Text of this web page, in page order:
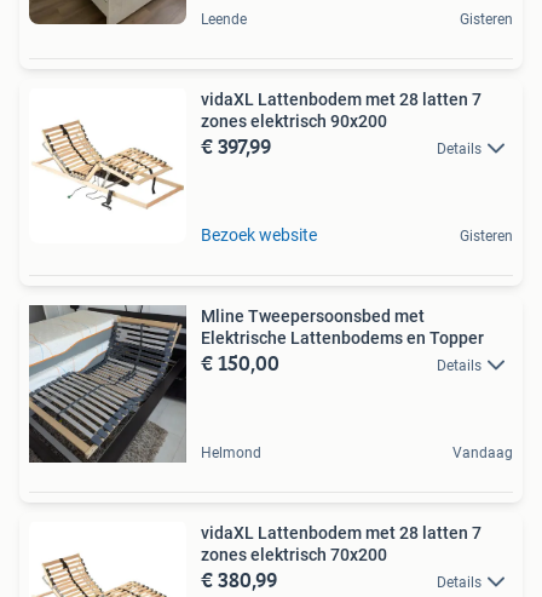
Leende Gisteren
vidaXL Lattenbodem met 28 latten 7
zones elektrisch 90x200
€ 397,99 Details
Bezoek website Gisteren
Mline Tweepersoonsbed met
Elektrische Lattenbodems en Topper
€ 150,00 Details
Helmond Vandaag
vidaXL Lattenbodem met 28 latten 7
zones elektrisch 70x200
€ 380,99 Details